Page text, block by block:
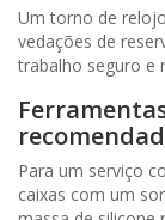
Um torno de
vedações de
trabalho seguro e
Para um serviço
caixas com um